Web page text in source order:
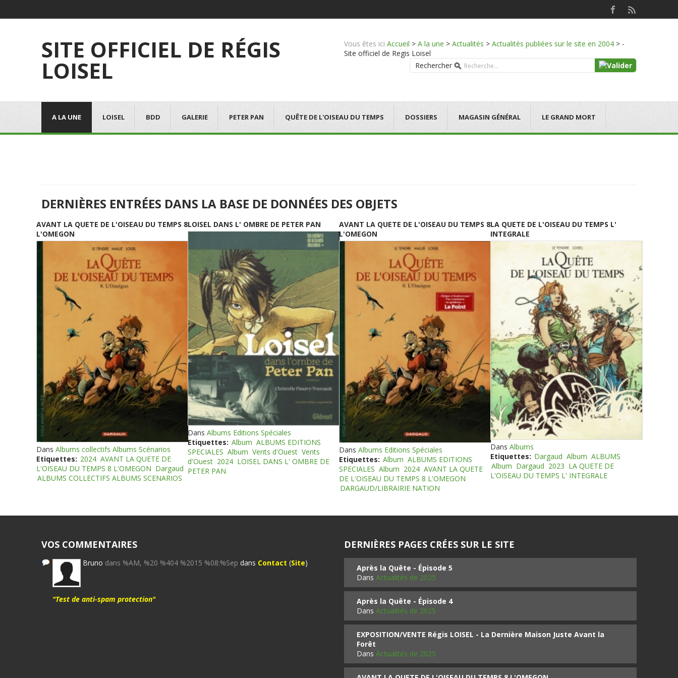
SITE OFFICIEL DE RÉGIS
LOISEL
Vous êtes ici Accueil > A la une > Actualités > Actualités publiées sur le site en 2004 > -
Site officiel de Regis Loisel
Rechercher
A LA UNE LOISEL BDD GALERIE PETER PAN QUÊTE DE L'OISEAU DU TEMPS DOSSIERS MAGASIN GÉNÉRAL LE GRAND MORT
DERNIÈRES ENTRÉES DANS LA BASE DE DONNÉES DES OBJETS
AVANT LA QUETE DE L'OISEAU DU TEMPS 8
L'OMEGON
Dans Albums collectifs Albums Scénarios
Etiquettes: 2024 AVANT LA QUETE DE
L'OISEAU DU TEMPS 8 L'OMEGON Dargaud
ALBUMS COLLECTIFS ALBUMS SCENARIOS
LOISEL DANS L' OMBRE DE PETER PAN
Dans Albums Editions Spéciales
Etiquettes: Album ALBUMS EDITIONS
SPECIALES Album Vents d'Ouest Vents
d'Ouest 2024 LOISEL DANS L' OMBRE DE
PETER PAN
AVANT LA QUETE DE L'OISEAU DU TEMPS 8
L'OMEGON
Dans Albums Editions Spéciales
Etiquettes: Album ALBUMS EDITIONS
SPECIALES Album 2024 AVANT LA QUETE
DE L'OISEAU DU TEMPS 8 L'OMEGON
DARGAUD/LIBRAIRIE NATION
LA QUETE DE L'OISEAU DU TEMPS L'
INTEGRALE
Dans Albums
Etiquettes: Dargaud Album ALBUMS
Album Dargaud 2023 LA QUETE DE
L'OISEAU DU TEMPS L' INTEGRALE
VOS COMMENTAIRES
Bruno dans %AM, %20 %404 %2015 %08:%Sep dans Contact (Site)
"Test de anti-spam protection"
DERNIÈRES PAGES CRÉES SUR LE SITE
Après la Quête - Épisode 5
Dans Actualités de 2025
Après la Quête - Épisode 4
Dans Actualités de 2025
EXPOSITION/VENTE Régis LOISEL - La Dernière Maison Juste Avant la
Forêt
Dans Actualités de 2025